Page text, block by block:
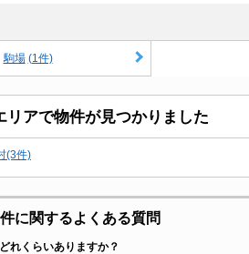
駒場 (1件)
アで物件が見つかりました
(3件)
に関するよくある質問
れくらいありますか？